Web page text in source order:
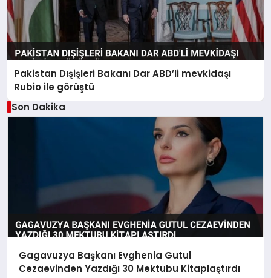
Pakistan Dışişleri Bakanı Dar ABD’li mevkidaşı
Rubio ile görüştü
Son Dakika
Gagavuzya Başkanı Evghenia Gutul
Cezaevinden Yazdığı 30 Mektubu Kitaplaştırdı